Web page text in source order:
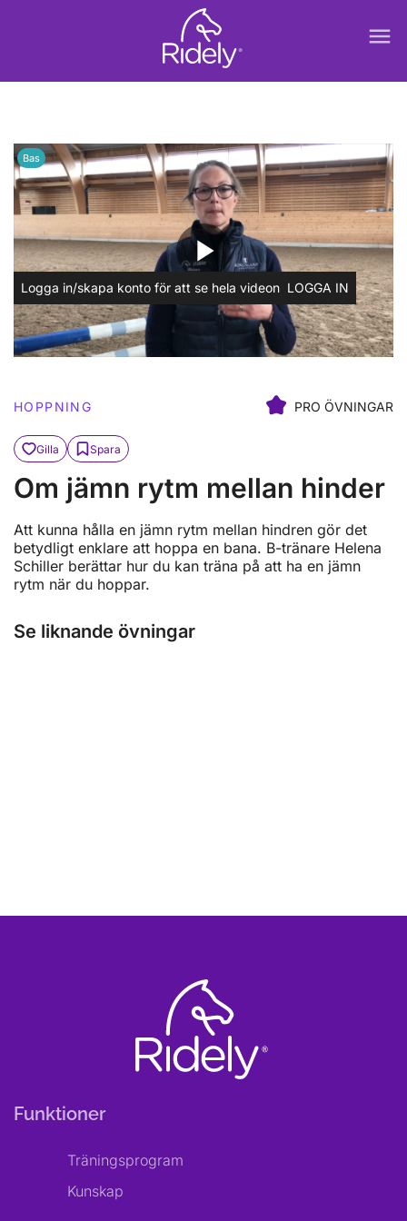
menu
play_arrow
Bas
Logga in/skapa konto för att se hela videon LOGGA IN
HOPPNING PRO ÖVNINGAR
Gilla Spara
Om jämn rytm mellan hinder
Att kunna hålla en jämn rytm mellan hindren gör det
betydligt enklare att hoppa en bana. B-tränare Helena
Schiller berättar hur du kan träna på att ha en jämn
rytm när du hoppar.
Se liknande övningar
Funktioner
Träningsprogram
Kunskap